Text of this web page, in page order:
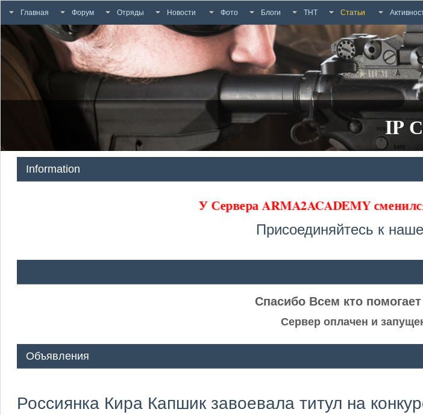
Главная Форум Отряды Новости Фото Блоги ТНТ Статьи
IP
Information
У Сервера ARMA2ACADEMY
Присоединяйтесь к
Спасибо Всем кто
Сервер оплачен и
Объявления
Россиянка Кира Капшик завоевала титул на